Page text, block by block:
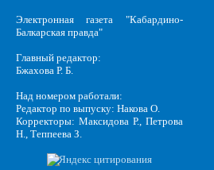
Электронная газета "Кабардино-
Балкарская правда"
Главный редактор:
Бжахова Р. Б.
Над номером работали:
Редактор по выпуску: Накова О.
Корректоры: Максидова Р., Петрова
Н., Теппеева З.